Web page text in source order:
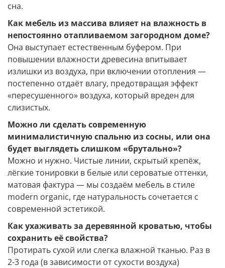
сна.
Как мебель из массива влияет на влажность в
непостоянно отапливаемом загородном доме?
Она выступает естественным буфером. При
повышении влажности древесина впитывает
излишки из воздуха, при включении отопления —
постепенно отдаёт влагу, предотвращая эффект
«пересушенного» воздуха, который вреден для
слизистых.
Можно ли сделать современную
минималистичную спальню из сосны, или она
будет выглядеть слишком «брутально»?
Можно и нужно. Чистые линии, скрытый крепёж,
лёгкие тонировки в белые или сероватые оттенки,
матовая фактура — мы создаём мебель в стиле
modern organic, где натуральность сочетается с
современной эстетикой.
Как ухаживать за деревянной кроватью, чтобы
сохранить её свойства?
Протирать сухой или слегка влажной тканью. Раз в
2-3 года (в зависимости от сухости воздуха)